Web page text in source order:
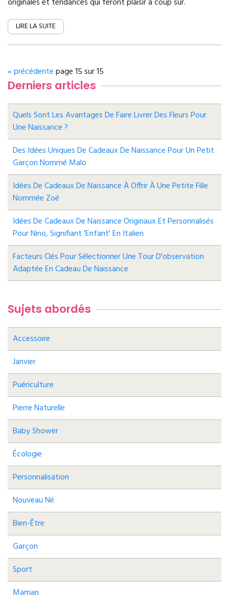
originales et tendances qui feront plaisir à coup sûr.
LIRE LA SUITE
«précédentepage 15 sur 15
Derniers articles
Quels Sont Les Avantages De Faire Livrer Des Fleurs Pour
Une Naissance ?
Des Idées Uniques De Cadeaux De Naissance Pour Un Petit
Garçon Nommé Malo
Idées De Cadeaux De Naissance À Offrir À Une Petite Fille
Nommée Zoé
Idées De Cadeaux De Naissance Originaux Et Personnalisés
Pour Nino, Signifiant 'enfant' En Italien
Facteurs Clés Pour Sélectionner Une Tour D'observation
Adaptée En Cadeau De Naissance
Sujets abordés
Accessoire
Janvier
Puériculture
Pierre Naturelle
Baby Shower
Écologie
Personnalisation
Nouveau Né
Bien-Être
Garçon
Sport
Maman